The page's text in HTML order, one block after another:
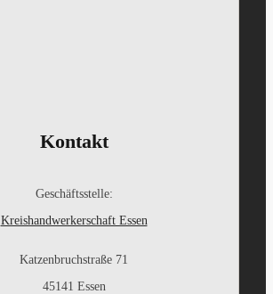
Kontakt
Geschäftsstelle:
Kreishandwerkerschaft Essen
Katzenbruchstraße 71
45141 Essen